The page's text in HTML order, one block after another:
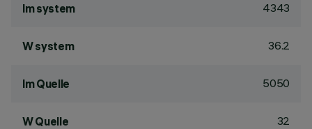
lm system 4343
W system 36.2
lm Quelle 5050
W Quelle 32